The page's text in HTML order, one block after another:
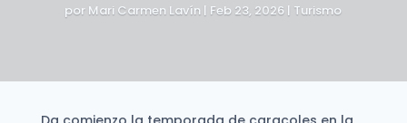
por Mari Carmen Lavín | Feb 23, 2026 | Turismo